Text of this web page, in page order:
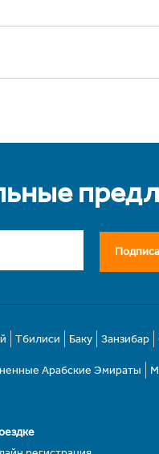
Тбилиси Баку Занзибар
Арабские Эмираты